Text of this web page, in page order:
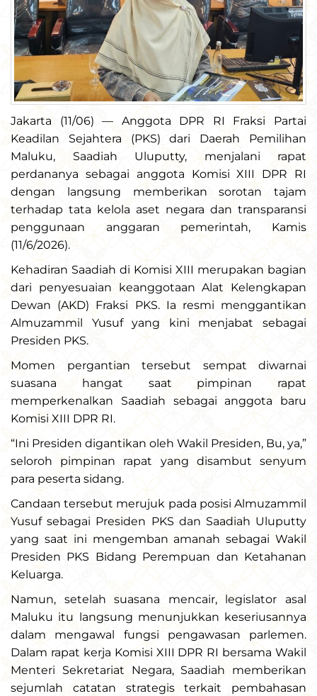
Jakarta (11/06) — Anggota DPR RI Fraksi Partai
Keadilan Sejahtera (PKS) dari Daerah Pemilihan
Maluku, Saadiah Uluputty, menjalani rapat
perdananya sebagai anggota Komisi XIII DPR RI
dengan langsung memberikan sorotan tajam
terhadap tata kelola aset negara dan transparansi
penggunaan anggaran pemerintah, Kamis
(11/6/2026).
Kehadiran Saadiah di Komisi XIII merupakan bagian
dari penyesuaian keanggotaan Alat Kelengkapan
Dewan (AKD) Fraksi PKS. Ia resmi menggantikan
Almuzammil Yusuf yang kini menjabat sebagai
Presiden PKS.
Momen pergantian tersebut sempat diwarnai
suasana hangat saat pimpinan rapat
memperkenalkan Saadiah sebagai anggota baru
Komisi XIII DPR RI.
“Ini Presiden digantikan oleh Wakil Presiden, Bu, ya,”
seloroh pimpinan rapat yang disambut senyum
para peserta sidang.
Candaan tersebut merujuk pada posisi Almuzammil
Yusuf sebagai Presiden PKS dan Saadiah Uluputty
yang saat ini mengemban amanah sebagai Wakil
Presiden PKS Bidang Perempuan dan Ketahanan
Keluarga.
Namun, setelah suasana mencair, legislator asal
Maluku itu langsung menunjukkan keseriusannya
dalam mengawal fungsi pengawasan parlemen.
Dalam rapat kerja Komisi XIII DPR RI bersama Wakil
Menteri Sekretariat Negara, Saadiah memberikan
sejumlah catatan strategis terkait pembahasan